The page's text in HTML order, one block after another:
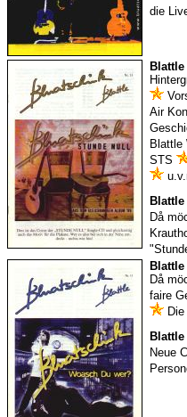
die
Blattle
Air
Blattle
STS
Blattle
Då
Blattle
Då
faire
Blattle
Neue